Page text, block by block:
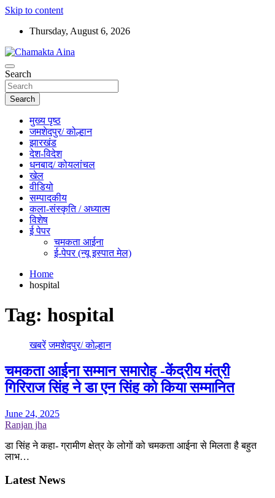
Skip to content
Thursday, August 6, 2026
Chamakta Aina
Hindi News Paper – Jharkhand
Search
Search
मुख्य पृष्ठ
जमशेदपुर/ कोल्हान
झारखंड
देश-विदेश
धनबाद/ कोयलांचल
खेल
वीडियो
सम्पादकीय
कला-संस्कृति / अध्यात्म
विशेष
ई पेपर
चमकता आईना
ई-पेपर (न्यू इस्पात मेल)
Home
hospital
Tag: hospital
खबरें जमशेदपुर/ कोल्हान
चमकता आईना सम्मान समारोह -केंद्रीय मंत्री
गिरिराज सिंह ने डा एन सिंह को किया सम्मानित
June 24, 2025
Ranjan jha
डा सिंह ने कहा- ग्रामीण क्षेत्र के लोगों को चमकता आईना से मिलता है बहुत
लाभ…
Latest News